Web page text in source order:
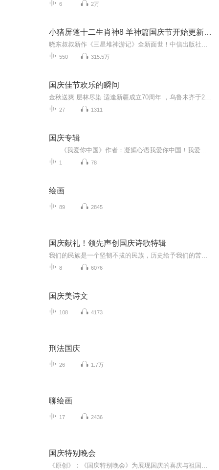
6 2万
小猪屏蓬十二生肖神8 羊神篇国庆节开始更新啦！
550 315.5万
国庆佳节欢乐的瞬间
27 1311
国庆专辑
1 78
绘画
89 2845
国庆献礼！领先声创国庆诗歌特辑
8 6076
国庆美诗文
108 4173
刑法国庆
26 1.7万
聊绘画
17 2436
国庆特别晚会